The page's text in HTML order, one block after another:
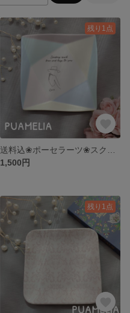
残り1点
1,500円
残り1点